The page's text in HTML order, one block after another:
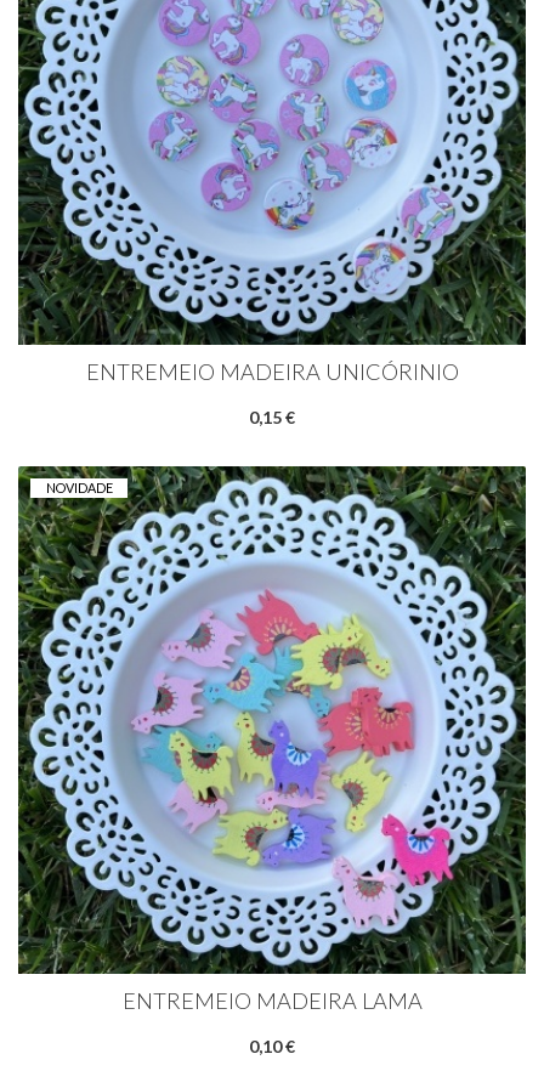
ENTREMEIO MADEIRA UNICÓRINIO
0,15 €
NOVIDADE
ENTREMEIO MADEIRA LAMA
0,10 €